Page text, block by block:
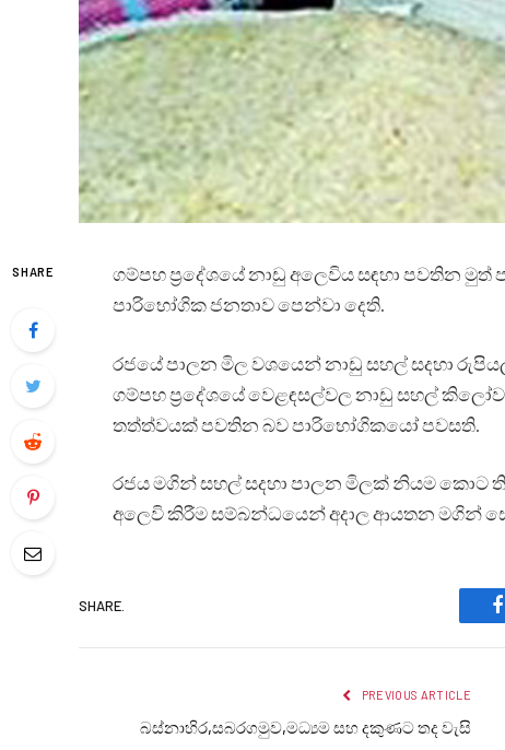
SHARE
ගම්පහ ප්‍රදේශයේ නාඩු අලෙවිය සඳහා පවතින
පාරිභෝගික ජනතාව පෙන්වා දෙති.
රජයේ පාලන මිල වශයෙන් නාඩු සහල් සදහා
ගම්පහ ප්‍රදේශයේ වෙළඳසල්වල නාඩු සහල්
තත්ත්වයක් පවතින බව පාරිභෝගිකයෝ පවසති.
රජය මගින් සහල් සදහා පාලන මිලක් නියම කොට
අලෙවි කිරීම සම්බන්ධයෙන් අදාල ආයතන මගින්
SHARE.
PREVIOUS ARTICLE
බස්නාහිර,සබරගමුව,මධ්‍යම සහ දකුණට තද වැසි